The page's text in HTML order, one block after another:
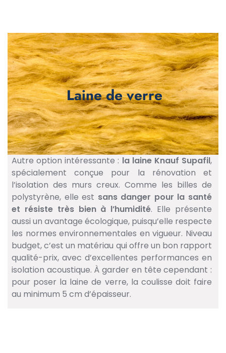
Laine de verre
Autre option intéressante : la laine Knauf Supafil,
spécialement conçue pour la rénovation et
l’isolation des murs creux. Comme les billes de
polystyrène, elle est sans danger pour la santé
et résiste très bien à l’humidité. Elle présente
aussi un avantage écologique, puisqu’elle respecte
les normes environnementales en vigueur. Niveau
budget, c’est un matériau qui offre un bon rapport
qualité-prix, avec d’excellentes performances en
isolation acoustique. À garder en tête cependant :
pour poser la laine de verre, la coulisse doit faire
au minimum 5 cm d’épaisseur.